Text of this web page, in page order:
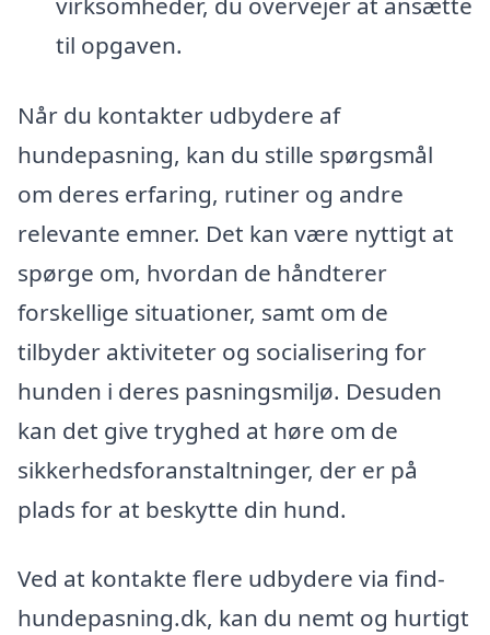
til opgaven.
Når du kontakter udbydere af
hundepasning, kan du stille spørgsmål
om deres erfaring, rutiner og andre
relevante emner. Det kan være nyttigt at
spørge om, hvordan de håndterer
forskellige situationer, samt om de
tilbyder aktiviteter og socialisering for
hunden i deres pasningsmiljø. Desuden
kan det give tryghed at høre om de
sikkerhedsforanstaltninger, der er på
plads for at beskytte din hund.
Ved at kontakte flere udbydere via find-
hundepasning.dk, kan du nemt og hurtigt